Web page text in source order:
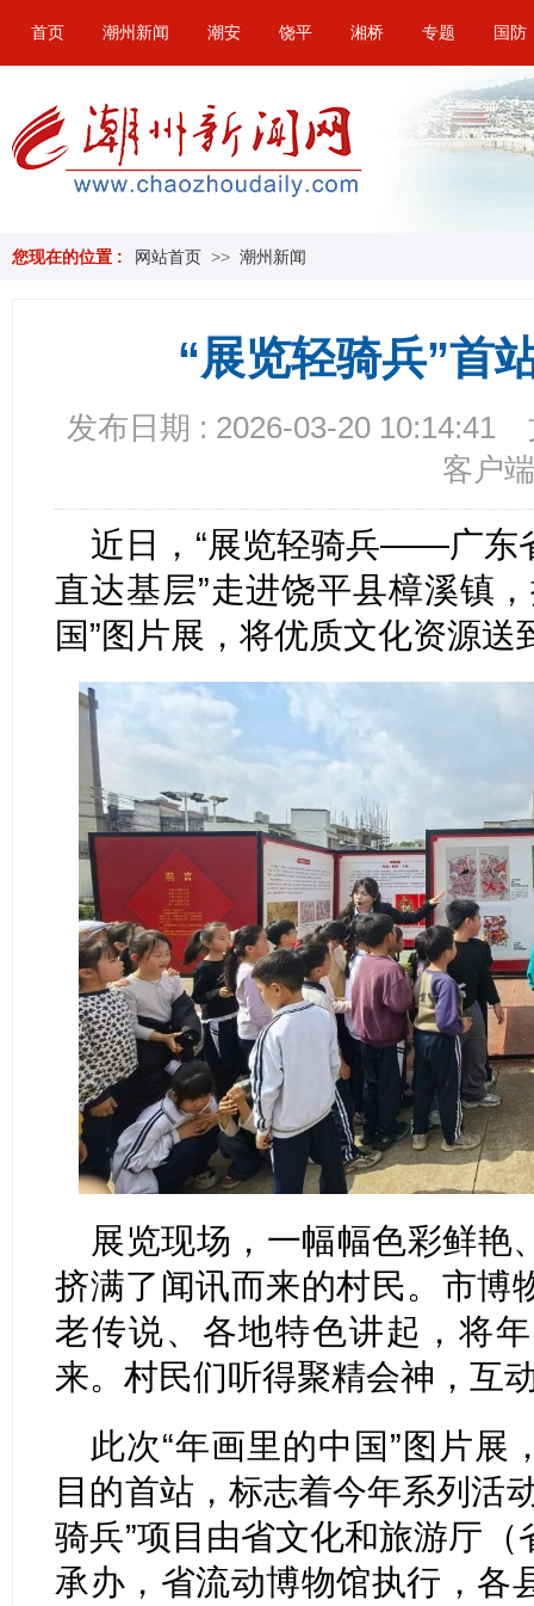
首页 潮州新闻 潮安 饶平 湘桥 专题 国防
您现在的位置 : 网站首页 >> 潮州新闻
“展览轻骑兵”首
发布日期 : 2026-03-20 10:14:41
客户端
近日，“展览轻骑兵——广东
直达基层”走进饶平县樟溪镇
国”图片展，将优质文化资源送
展览现场，一幅幅色彩鲜艳
挤满了闻讯而来的村民。市博
老传说、各地特色讲起，将
来。村民们听得聚精会神，互
此次“年画里的中国”图片展
目的首站，标志着今年系列活
骑兵”项目由省文化和旅游厅
承办，省流动博物馆执行，各